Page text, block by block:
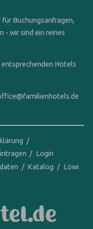
Buchungsanfragen,
- wir sind ein reines
Hotels
Login
Katalog
Löwi